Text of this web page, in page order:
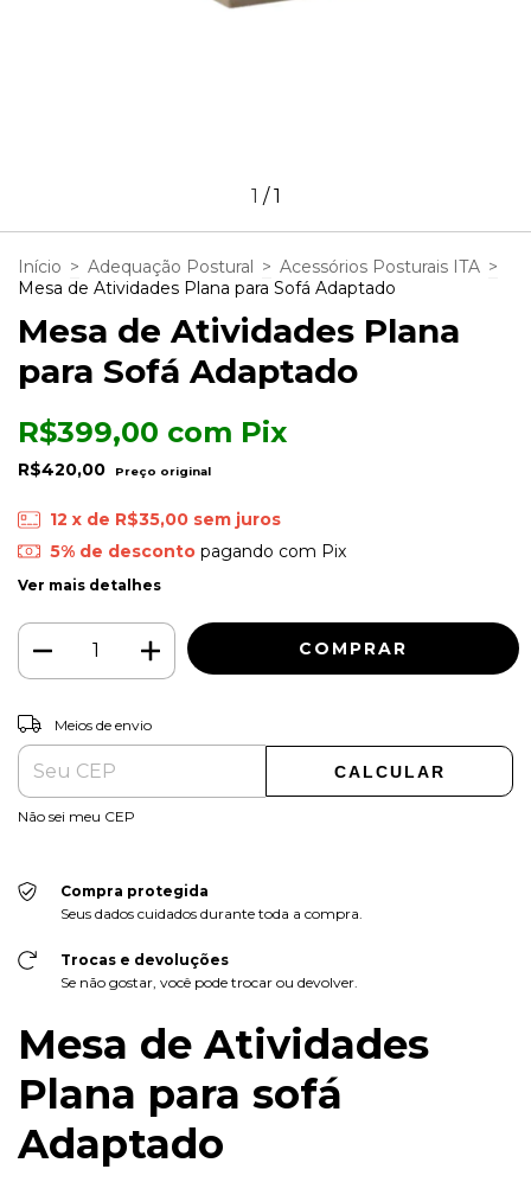
1 /1
Início > Adequação Postural > Acessórios Posturais ITA >
Mesa de Atividades Plana para Sofá Adaptado
Mesa de Atividades Plana
para Sofá Adaptado
R$420,00
R$399,00 com Pix
12 x de R$35,00 sem juros
5% de descontopagando com Pix
Ver mais detalhes
Entregas para o CEP:
Meios de envio
CALCULAR
Não sei meu CEP
Compra protegida
Seus dados cuidados durante toda a compra.
Trocas e devoluções
Se não gostar, você pode trocar ou devolver.
Mesa de Atividades
Plana para sofá
Adaptado